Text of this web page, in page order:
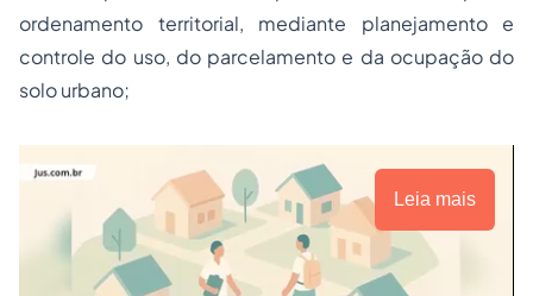
ordenamento territorial, mediante planejamento e
controle do uso, do parcelamento e da ocupação do
solo urbano;
Leia mais